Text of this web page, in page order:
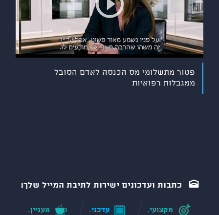
פטור מתשלומי מס הכנסה לאדם הסובל
ממגבלות רפואיות
כתבות ועדכונים ישירות לתיבת המייל שלך!
מקצועי. עדכני. מעניין.